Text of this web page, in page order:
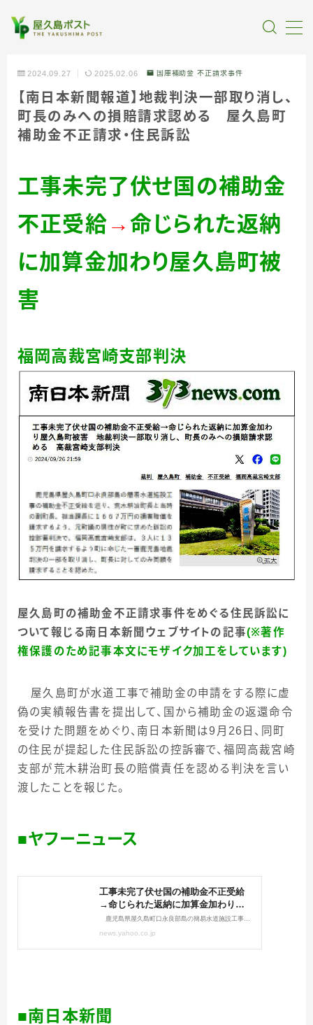
全記事カテゴリー
私たちについて
受賞・報道
情報提供
2024.09.27 2025.02.06 国庫補助金 不正請求事件
【南日本新聞報道】地裁判決一部取り消し、
町長のみへの損賠請求認める 屋久島町
補助金不正請求・住民訴訟
工事未完了伏せ国の補助金
不正受給 →命じられた返納
に加算金加わり屋久島町被
害
福岡高裁宮崎支部判決
屋久島町の補助金不正請求事件をめぐる住民訴訟に
ついて報じる南日本新聞ウェブサイトの記事(※著作
権保護のため記事本文にモザイク加工をしています)
屋久島町が水道工事で補助金の申請をする際に虚
偽の実績報告書を提出して、国から補助金の返還命令
を受けた問題をめぐり、南日本新聞は9 月 26 日、同町
の住民が提起した住民訴訟の控訴審で、福岡高裁宮崎
支部が荒木耕治町長の賠償責任を認める判決を言い
渡したことを報じた。
■ヤフーニュース
■南日本新聞